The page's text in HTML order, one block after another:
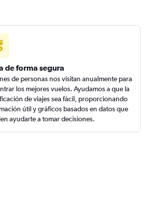
de forma segura
de personas nos visitan anualmente para
los mejores vuelos. Ayudamos a que la
de viajes sea fácil, proporcionando
útil y gráficos basados en datos que
ayudarte a tomar decisiones.